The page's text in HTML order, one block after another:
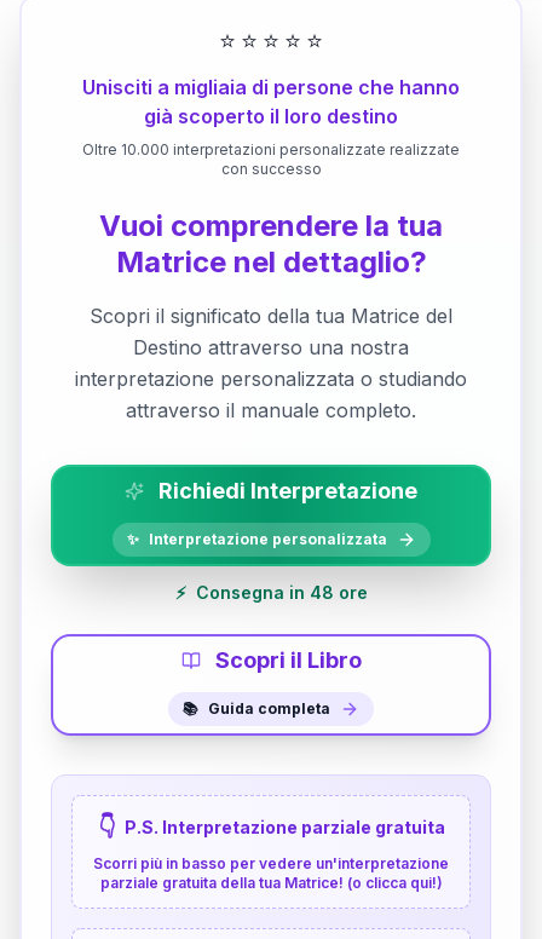
⭐ ⭐ ⭐ ⭐ ⭐
Unisciti a migliaia di persone che hanno
già scoperto il loro destino
Oltre 10.000 interpretazioni personalizzate realizzate
con successo
Vuoi comprendere la tua
Matrice nel dettaglio?
Scopri il significato della tua Matrice del
Destino attraverso una nostra
interpretazione personalizzata o studiando
attraverso il manuale completo.
Richiedi Interpretazione
✨ Interpretazione personalizzata
⚡ Consegna in 48 ore
Scopri il Libro
📚 Guida completa
👇 P.S. Interpretazione parziale gratuita
Scorri più in basso per vedere un'interpretazione
parziale gratuita della tua Matrice! (o clicca qui!)